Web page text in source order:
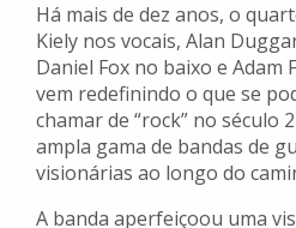
Há mais de dez anos, o
Kiely nos vocais, Alan
Daniel Fox no baixo e Adam
vem redefinindo o que se
chamar de “rock” no século
ampla gama de bandas de
visionárias ao longo do
A banda aperfeiçoou uma